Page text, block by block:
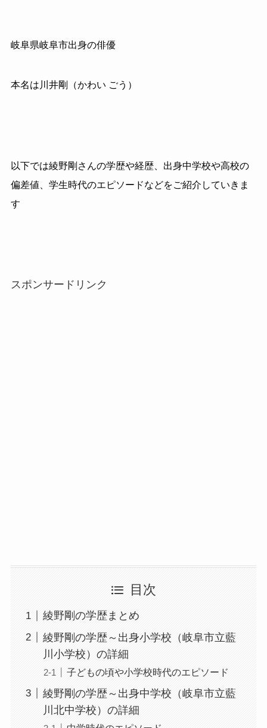
岐阜県岐阜市出身の俳優
本名は川井剛（かわい ごう）
以下では綾野剛さんの学歴や経歴、出身中学校や高校の
偏差値、学生時代のエピソードなどをご紹介していきま
す
スポンサードリンク
目次
綾野剛の学歴まとめ
綾野剛の学歴～出身小学校（岐阜市立藍
川小学校）の詳細
子どもの頃や小学校時代のエピソード
綾野剛の学歴～出身中学校（岐阜市立藍
川北中学校）の詳細